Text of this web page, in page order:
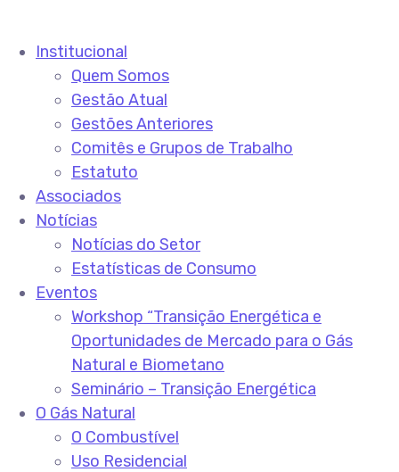
Institucional
Quem Somos
Gestão Atual
Gestões Anteriores
Comitês e Grupos de Trabalho
Estatuto
Associados
Notícias
Notícias do Setor
Estatísticas de Consumo
Eventos
Workshop “Transição Energética e
Oportunidades de Mercado para o Gás
Natural e Biometano
Seminário – Transição Energética
O Gás Natural
O Combustível
Uso Residencial